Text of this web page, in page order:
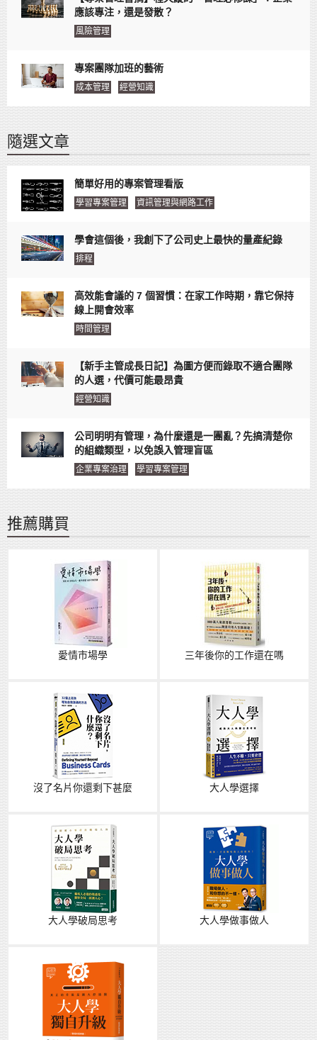
應該專注，還是發散？
風險管理
專案團隊加班的藝術
成本管理 經營知識
隨選文章
簡單好用的專案管理看版
學習專案管理 資訊管理與網路工作
學會這個後，我創下了公司史上最快的量產紀錄
排程
高效能會議的 7 個習慣：在家工作時期，靠它保持
線上開會效率
時間管理
【新手主管成長日記】為圖方便而錄取不適合團隊
的人選，代價可能最昂貴
經營知識
公司明明有管理，為什麼還是一團亂？先搞清楚你
的組織類型，以免誤入管理盲區
企業專案治理 學習專案管理
推薦購買
愛情市場學 三年後你的工作還在嗎
沒了名片你還剩下甚麼 大人學選擇
大人學破局思考 大人學做事做人